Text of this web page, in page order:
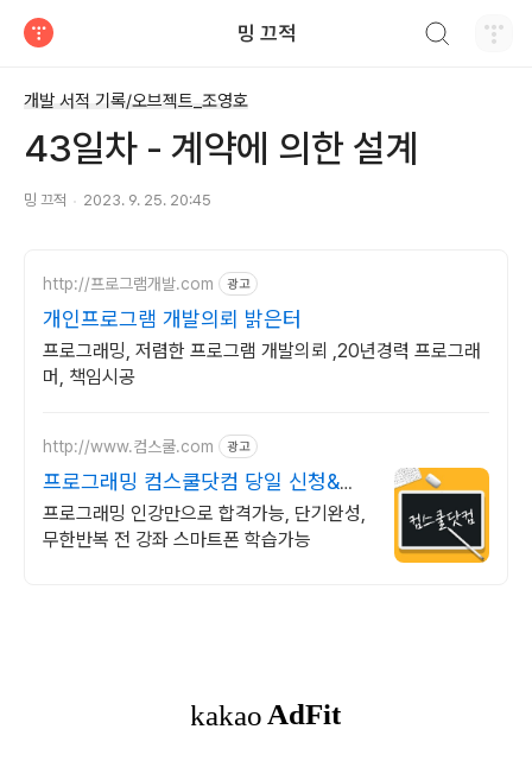
밍 끄적
개발 서적 기록/오브젝트_조영호
43일차 - 계약에 의한 설계
밍 끄적 2023. 9. 25. 20:45
http://프로그램개발.com 광고
개인프로그램 개발의뢰 밝은터
프로그래밍, 저렴한 프로그램 개발의뢰 ,20년경력 프로그래
머, 책임시공
http://www.컴스쿨.com 광고
프로그래밍 컴스쿨닷컴 당일 신청&결
제시 기프티콘!
프로그래밍 인강만으로 합격가능, 단기완성,
무한반복 전 강좌 스마트폰 학습가능